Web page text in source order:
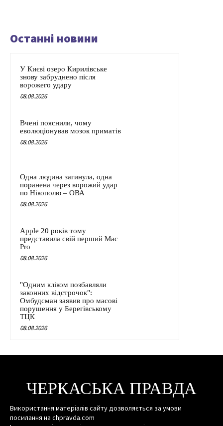
Останні новини
У Києві озеро Кирилівське
знову забруднено після
ворожего удару
08.08.2026
Вчені пояснили, чому
еволюціонував мозок приматів
08.08.2026
Одна людина загинула, одна
поранена через ворожий удар
по Нікополю – ОВА
08.08.2026
Apple 20 років тому
представила свій перший Mac
Pro
08.08.2026
"Одним кліком позбавляли
законних відстрочок":
Омбудсман заявив про масові
порушення у Берегівському
ТЦК
08.08.2026
ЧЕРКАСЬКА ПРАВДА
Використання матеріалів сайту дозволяється за умови
посилання на chpravda.com